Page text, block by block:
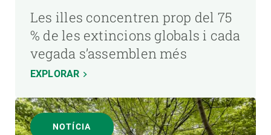
Les illes concentren prop del 75
% de les extincions globals i cada
vegada s’assemblen més
EXPLORAR
NOTÍCIA